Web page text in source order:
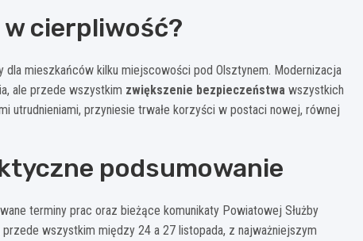
cierpliwość?
dla mieszkańców kilku miejscowości pod Olsztynem. Modernizacja
ale przede wszystkim zwiększenie bezpieczeństwa wszystkich
przyniesie trwałe korzyści w postaci nowej, równej
podsumowanie
terminy prac oraz bieżące komunikaty Powiatowej Służby
wszystkim między 24 a 27 listopada, z najważniejszym